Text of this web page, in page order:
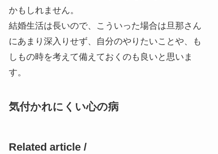
かもしれません。
結婚生活は長いので、こういった場合は旦那さん
にあまり深入りせず、自分のやりたいことや、も
しもの時を考えて備えておくのも良いと思いま
す。
気付かれにくい心の病
Related article /